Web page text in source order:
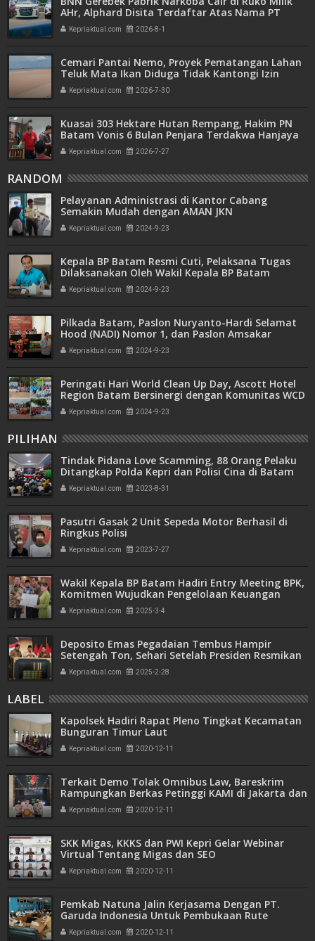
AHr, Alphard Disita Terdaftar Atas Nama PT
Mitra Usaha Properti
Kepriaktual.com 2026-8-1
Cemari Pantai Nemo, Proyek Pematangan Lahan
Teluk Mata Ikan Diduga Tidak Kantongi Izin
Amdal
Kepriaktual.com 2026-7-30
Kuasai 303 Hektare Hutan Rempang, Hakim PN
Batam Vonis 6 Bulan Penjara Terdakwa Hanjaya
Kepriaktual.com 2026-7-27
RANDOM
Pelayanan Administrasi di Kantor Cabang
Semakin Mudah dengan AMAN JKN
Kepriaktual.com 2024-9-23
Kepala BP Batam Resmi Cuti, Pelaksana Tugas
Dilaksanakan Oleh Wakil Kepala BP Batam
Kepriaktual.com 2024-9-23
Pilkada Batam, Paslon Nuryanto-Hardi Selamat
Hood (NADI) Nomor 1, dan Paslon Amsakar
Achmad-Li Claudia Chandra (ASLI) Nomor 2
Kepriaktual.com 2024-9-23
Peringati Hari World Clean Up Day, Ascott Hotel
Region Batam Bersinergi dengan Komunitas WCD
Batam Kepri dan Free The Sea Gelar Bersih-Bersih
Kepriaktual.com 2024-9-23
PILIHAN
Tindak Pidana Love Scamming, 88 Orang Pelaku
Ditangkap Polda Kepri dan Polisi Cina di Batam
Kepriaktual.com 2023-8-31
Pasutri Gasak 2 Unit Sepeda Motor Berhasil di
Ringkus Polisi
Kepriaktual.com 2023-7-27
Wakil Kepala BP Batam Hadiri Entry Meeting BPK,
Komitmen Wujudkan Pengelolaan Keuangan
Transparan dan Akuntabel
Kepriaktual.com 2025-3-4
Deposito Emas Pegadaian Tembus Hampir
Setengah Ton, Sehari Setelah Presiden Resmikan
Bank Emas
Kepriaktual.com 2025-2-28
LABEL
Kapolsek Hadiri Rapat Pleno Tingkat Kecamatan
Bunguran Timur Laut
Kepriaktual.com 2020-12-11
Terkait Demo Tolak Omnibus Law, Bareskrim
Rampungkan Berkas Petinggi KAMI di Jakarta dan
Medan
Kepriaktual.com 2020-12-11
SKK Migas, KKKS dan PWI Kepri Gelar Webinar
Virtual Tentang Migas dan SEO
Kepriaktual.com 2020-12-11
Pemkab Natuna Jalin Kerjasama Dengan PT.
Garuda Indonesia Untuk Pembukaan Rute
Penerbangan
Kepriaktual.com 2020-12-11